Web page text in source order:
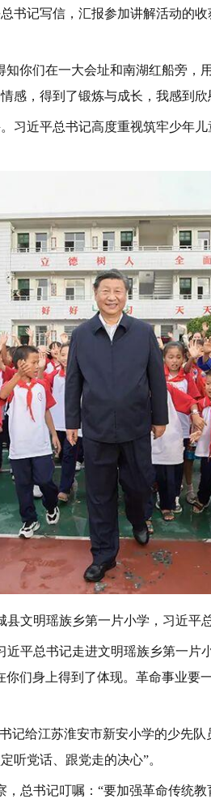
书记写信，汇报参加讲解活动的
知你们在一大会址和南湖红船旁，
感，得到了锻炼与成长，我感到欣
习近平总书记高度重视筑牢少年
文明瑶族乡第一片小学，习近平
近平总书记走进文明瑶族乡第一
们身上得到了体现。革命事业要
记给江苏淮安市新安小学的少先
听党话、跟党走的决心”。
，总书记叮嘱：“要加强革命传统